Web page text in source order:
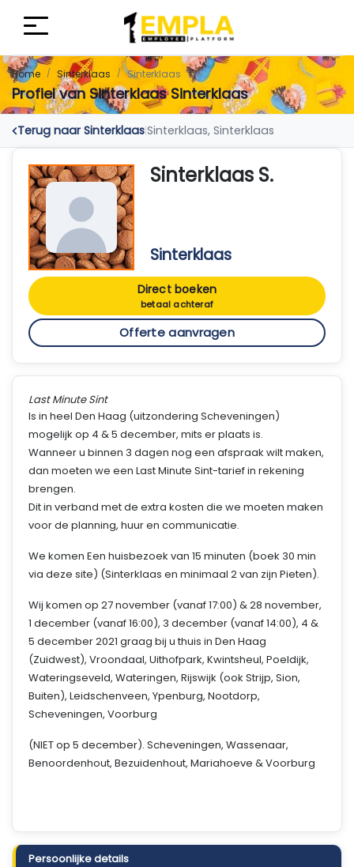
Home Sinterklaas Sinterklaas
Profiel van Sinterklaas Sinterklaas
Terug naar Sinterklaas|Sinterklaas, Sinterklaas
Sinterklaas S.
Sinterklaas
Direct boeken
betaal achteraf
Offerte aanvragen
Last Minute Sint
Is in heel Den Haag (uitzondering Scheveningen)
mogelijk op 4 & 5 december, mits er plaats is.
Wanneer u binnen 3 dagen nog een afspraak wilt maken,
dan moeten we een Last Minute Sint-tarief in rekening
brengen.
Dit in verband met de extra kosten die we moeten maken
voor de planning, huur en communicatie.
We komen Een huisbezoek van 15 minuten (boek 30 min
via deze site) (Sinterklaas en minimaal 2 van zijn Pieten).
Wij komen op 27 november (vanaf 17:00) & 28 november,
1 december (vanaf 16:00), 3 december (vanaf 14:00), 4 &
5 december 2021 graag bij u thuis in Den Haag
(Zuidwest), Vroondaal, Uithofpark, Kwintsheul, Poeldijk,
Wateringseveld, Wateringen, Rijswijk (ook Strijp, Sion,
Buiten), Leidschenveen, Ypenburg, Nootdorp,
Scheveningen, Voorburg
(NIET op 5 december). Scheveningen, Wassenaar,
Benoordenhout, Bezuidenhout, Mariahoeve & Voorburg
Persoonlijke details